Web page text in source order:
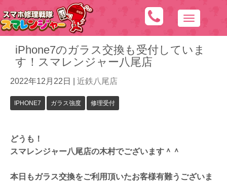
N
a
v
iPhone7のガラス交換も受付していま
す！スマレンジャー八尾店
2022年12月22日 近鉄八尾店
IPHONE7 ガラス強度 修理受付
どうも！
スマレンジャー八尾店の木村でございます＾＾
本日もガラス交換をご利用頂いたお客様有難うございま